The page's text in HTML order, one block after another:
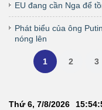
EU đang cần Nga để
Phát biểu của ông
nóng lên
1 2 3
Thứ 6, 7/8/2026 15:54: